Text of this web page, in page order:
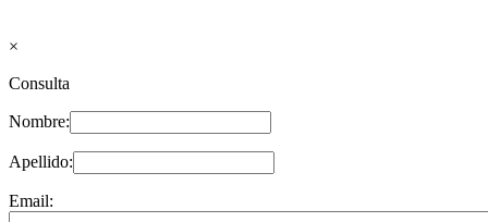
×
Consulta
Nombre:
Apellido:
Email: